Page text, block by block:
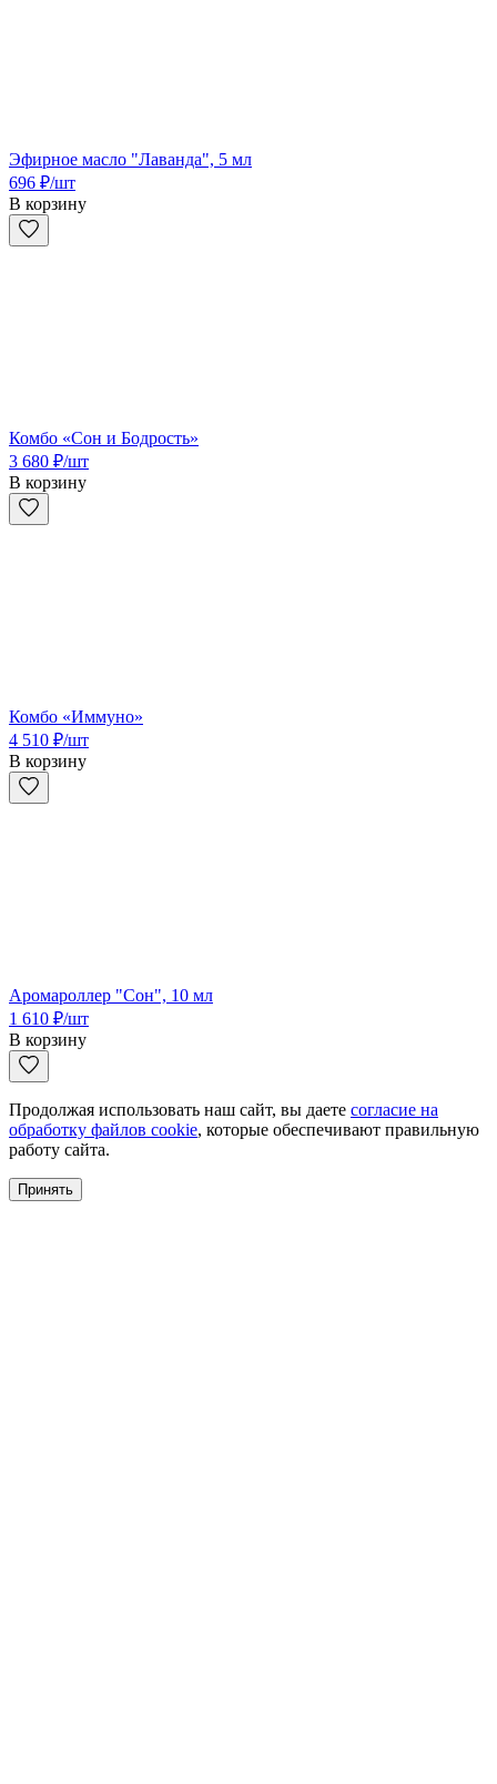
Эфирное масло "Лаванда", 5 мл
696 ₽/шт
В корзину
Комбо «Сон и Бодрость»
3 680 ₽/шт
В корзину
Комбо «Иммуно»
4 510 ₽/шт
В корзину
Аромароллер "Сон", 10 мл
1 610 ₽/шт
В корзину
Продолжая использовать наш сайт, вы даете согласие на
обработку файлов cookie, которые обеспечивают правильную
работу сайта.
Принять